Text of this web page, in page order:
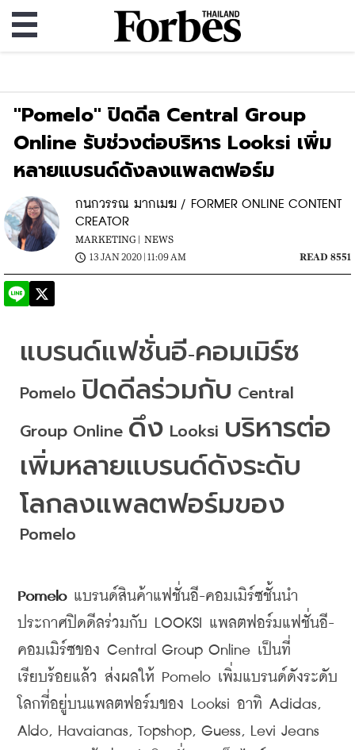
"Pomelo" ปิดดีล Central Group
Online รับช่วงต่อบริหาร Looksi เพิ่ม
หลายแบรนด์ดังลงแพลตฟอร์ม
กนกวรรณ มากเมฆ / FORMER ONLINE CONTENT
CREATOR
MARKETING |
NEWS
13 JAN 2020 | 11:09 AM
READ 8551
แบรนด์แฟชั่นอี-คอมเมิร์ซ
Pomelo ปิดดีลร่วมกับ Central
Group Online ดึง Looksi บริหารต่อ
เพิ่มหลายแบรนด์ดังระดับ
โลกลงแพลตฟอร์มของ
Pomelo
Pomelo แบรนด์สินค้าแฟชั่นอี-คอมเมิร์ซชั้นนำ
ประกาศปิดดีลร่วมกับ LOOKSI แพลตฟอร์มแฟชั่นอี-
คอมเมิร์ซของ Central Group Online เป็นที่
เรียบร้อยแล้ว ส่งผลให้ Pomelo เพิ่มแบรนด์ดังระดับ
โลกที่อยู่บนแพลตฟอร์มของ Looksi อาทิ Adidas,